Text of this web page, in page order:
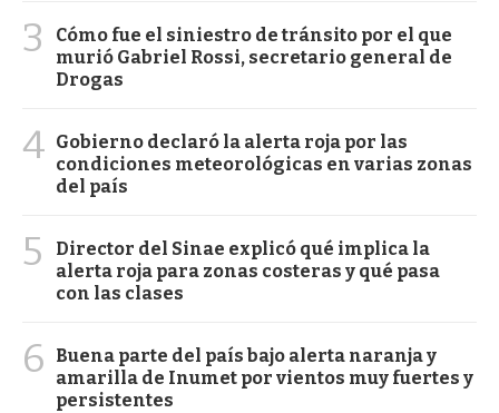
3
Cómo fue el siniestro de tránsito por el que
murió Gabriel Rossi, secretario general de
Drogas
4 Gobierno declaró la alerta roja por las
condiciones meteorológicas en varias zonas
del país
5
Director del Sinae explicó qué implica la
alerta roja para zonas costeras y qué pasa
con las clases
6
Buena parte del país bajo alerta naranja y
amarilla de Inumet por vientos muy fuertes y
persistentes